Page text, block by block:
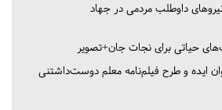
داوطلب مردمی در جهاد
حیاتی برای نجات جان+تصویر
ایده و طرح فیلم‌نامه معلم دوست‌داشتنی